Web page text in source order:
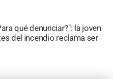
qué denunciar?": la joven
del incendio reclama ser